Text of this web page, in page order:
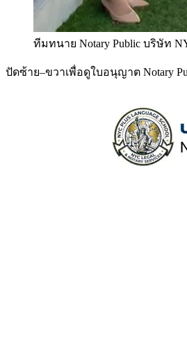
ทีมทนาย Notary Public บริษัท
ปัดซ้าย–ขวาเพื่อดูใบอนุญาต Notary